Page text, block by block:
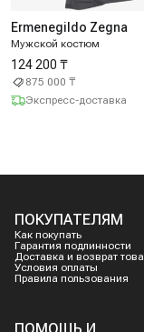
Ermenegildo Zegna
Мужской костюм
124 200 ₸
875 000 ₸
Экспресс-доставка
ПОКУПАТЕЛЯМ
Как покупать
Гарантия подлинности
Доставка и возврат
Условия оплаты
Правила пользования